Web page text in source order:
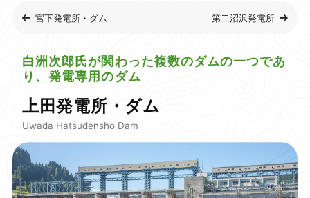
インフラ施設紹介
中通り地方にあるインフラ施設
会津地方にあるインフラ施設
デジタルパンフレット
家族で思いっきり楽しめる!
ふくしまインフラツーリズム
宮下発電所・ダム 第二沼沢発電所
白洲次郎氏が関わった複数のダムの一つであ
り、発電専用のダム
上田発電所・ダム
Uwada Hatsudensho Dam